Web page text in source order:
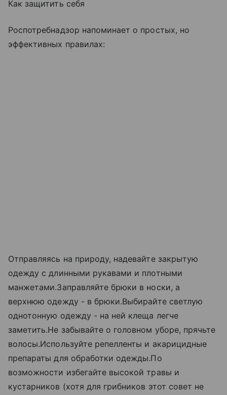
Как защитить себя
Роспотребнадзор напоминает о простых, но
эффективных правилах:
Отправляясь на природу, надевайте закрытую
одежду с длинными рукавами и плотными
манжетами.Заправляйте брюки в носки, а
верхнюю одежду - в брюки.Выбирайте светлую
однотонную одежду - на ней клеща легче
заметить.Не забывайте о головном уборе, прячьте
волосы.Используйте репелленты и акарицидные
препараты для обработки одежды.По
возможности избегайте высокой травы и
кустарников (хотя для грибников этот совет не